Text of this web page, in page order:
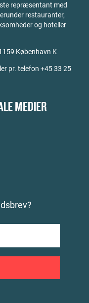
repræsentant med
restauranter,
og hoteller
København K
pr. telefon +45 33 25
MEDIER